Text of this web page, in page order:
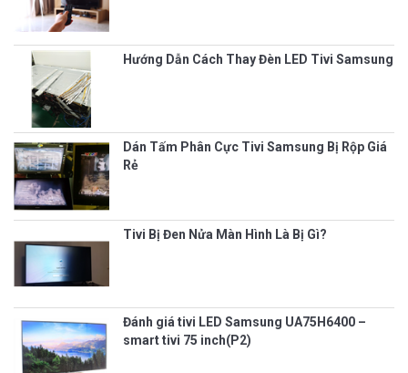
Hướng Dẫn Cách Thay Đèn LED Tivi Samsung
Dán Tấm Phân Cực Tivi Samsung Bị Rộp Giá
Rẻ
Tivi Bị Đen Nửa Màn Hình Là Bị Gì?
Đánh giá tivi LED Samsung UA75H6400 –
smart tivi 75 inch(P2)